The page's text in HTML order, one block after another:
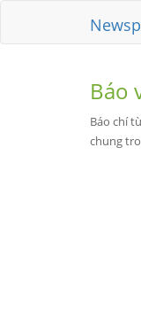
Báo
Báo chí
chung